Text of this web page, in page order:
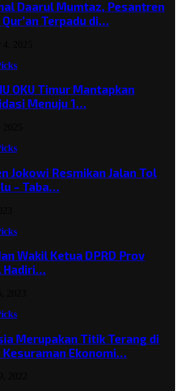
Daarul Mumtaz, Pesantren
Terpadu di…
OKU Timur Mantapkan
Menuju 1…
Jokowi Resmikan Jalan Tol
– Taba…
Wakil Ketua DPRD Prov
Hadiri…
Merupakan Titik Terang di
Kesuraman Ekonomi…